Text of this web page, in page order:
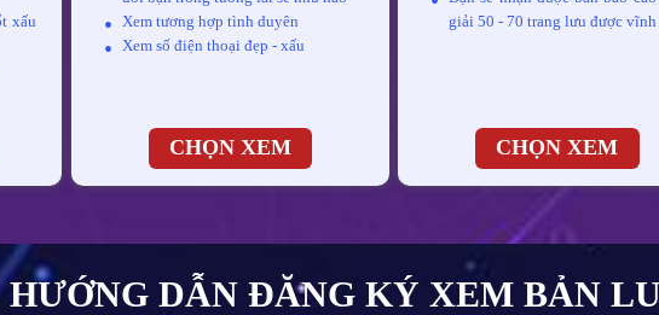
giải 50 - 70 trang lưu được
CHỌN XEM
Xem tương hợp tình duyên
Xem số điện thoại đẹp - xấu
CHỌN XEM
xấu
HƯỚNG DẪN ĐĂNG KÝ XEM BẢN